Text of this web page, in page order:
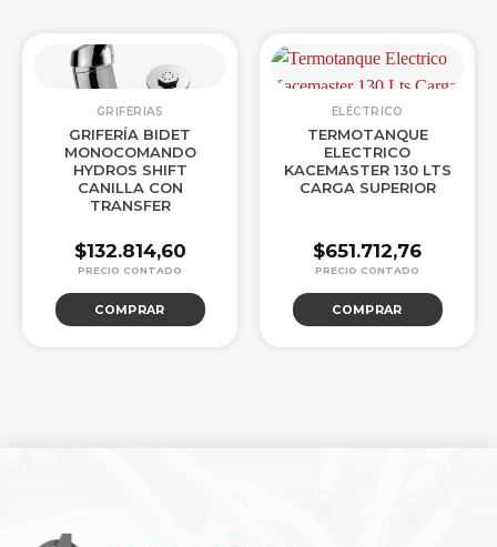
GRIFERIAS
GRIFERÍA BIDET
MONOCOMANDO
HYDROS SHIFT
CANILLA CON
TRANSFER
$132.814,60
COMPRAR
ELÉCTRICO
TERMOTANQUE
ELECTRICO
KACEMASTER 130 LTS
CARGA SUPERIOR
$651.712,76
COMPRAR